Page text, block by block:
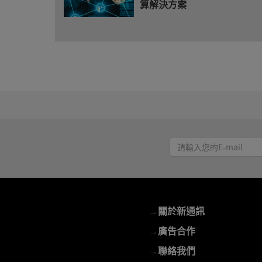
算解決方案
請
輸
E-
mail
→關於新通訊
→廣告合作
→聯絡我們